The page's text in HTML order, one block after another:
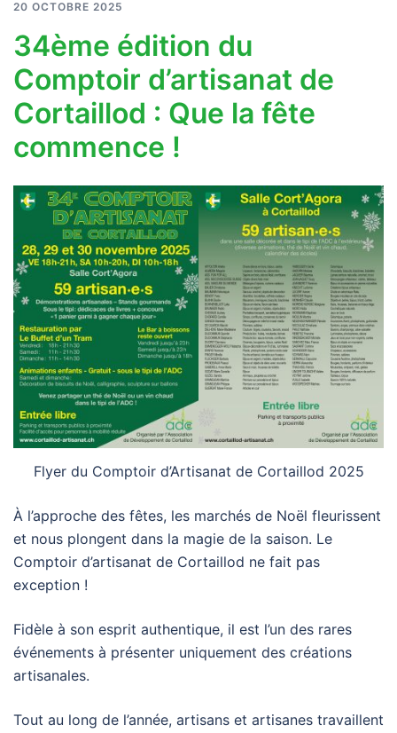
20 OCTOBRE 2025
34ème édition du
Comptoir d’artisanat de
Cortaillod : Que la fête
commence !
Flyer du Comptoir d’Artisanat de Cortaillod 2025
À l’approche des fêtes, les marchés de Noël fleurissent
et nous plongent dans la magie de la saison. Le
Comptoir d’artisanat de Cortaillod ne fait pas
exception !
Fidèle à son esprit authentique, il est l’un des rares
événements à présenter uniquement des créations
artisanales.
Tout au long de l’année, artisans et artisanes travaillent